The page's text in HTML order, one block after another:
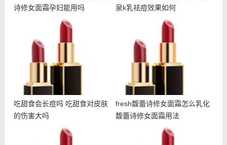
诗修女面霜孕妇能用吗
泉k乳祛痘效果如何
吃甜食会长痘吗 吃甜食对
吃甜食会长痘吗 吃甜食对皮肤
的伤害大吗
fresh馥蕾诗修女面霜怎么
fresh馥蕾诗修女面霜怎么乳化
馥蕾诗修女面霜用法
什么是悬针纹 如何预防悬
朵拉朵尚电动眼霜使用方法